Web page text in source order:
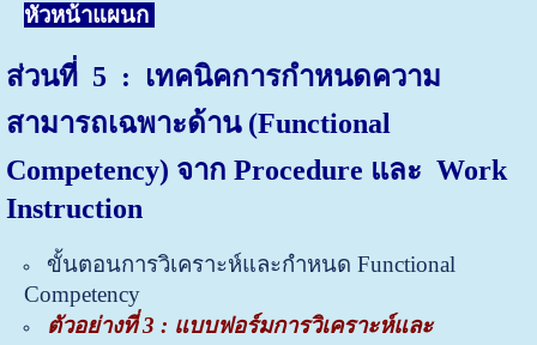
หัวหน้าแผนก
ส่วนที่ 5 : เทคนิคการกำหนดความ
สามารถเฉพาะด้าน (Functional
Competency) จาก Procedure และ Work
Instruction
ขั้นตอนการวิเคราะห์และกำหนด Functional
Competency
ตัวอย่างที่ 3 : แบบฟอร์มการวิเคราะห์และ